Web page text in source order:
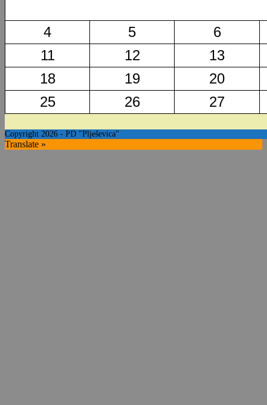
4 5
6
11
12
13
18
19
20
25
26 27
Copyright 2026 - PD "Plješevica"
Translate »